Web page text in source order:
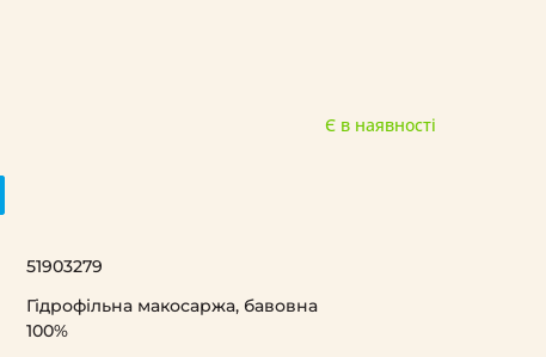
Є в наявності
51903279
Гідрофільна макосаржа, бавовна
100%